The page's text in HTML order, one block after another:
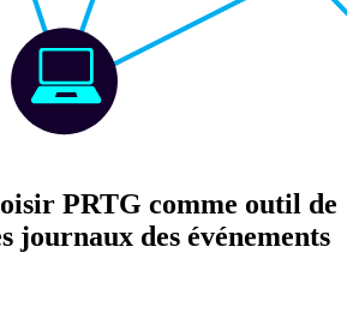
PRTG comme outil de
journaux des événements